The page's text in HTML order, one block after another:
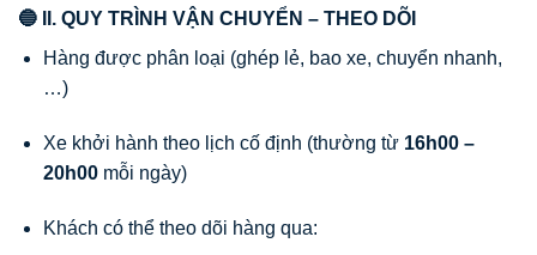
🔵 II. QUY TRÌNH VẬN CHUYỂN – THEO DÕI
Hàng được phân loại (ghép lẻ, bao xe, chuyển nhanh,
…)
Xe khởi hành theo lịch cố định (thường từ 16h00 –
20h00mỗi ngày)
Khách có thể theo dõi hàng qua: